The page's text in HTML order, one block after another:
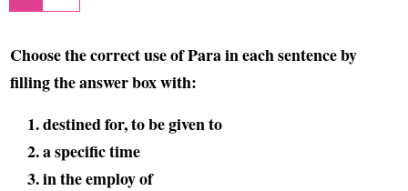
Choose the correct use of Para in each sentence by
filling the answer box with:
destined for, to be given to
a specific time
in the employ of